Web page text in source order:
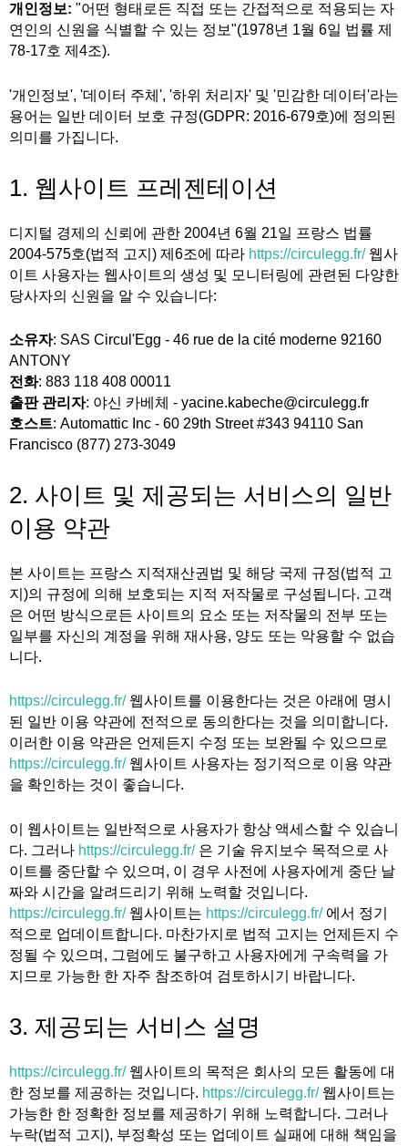
개인정보: "어떤 형태로든 직접 또는 간접적으로 적용되는 자
연인의 신원을 식별할 수 있는 정보"(1978년 1월 6일 법률 제
78-17호 제4조).
'개인정보', '데이터 주체', '하위 처리자' 및 '민감한 데이터'라는
용어는 일반 데이터 보호 규정(GDPR: 2016-679호)에 정의된
의미를 가집니다.
1. 웹사이트 프레젠테이션
디지털 경제의 신뢰에 관한 2004년 6월 21일 프랑스 법률
2004-575호(법적 고지) 제6조에 따라 https://circulegg.fr/웹사
이트 사용자는 웹사이트의 생성 및 모니터링에 관련된 다양한
당사자의 신원을 알 수 있습니다:
소유자: SAS Circul'Egg - 46 rue de la cité moderne 92160
ANTONY
전화: 883 118 408 00011
출판 관리자: 야신 카베체 - yacine.kabeche@circulegg.fr
호스트: Automattic Inc - 60 29th Street #343 94110 San
Francisco (877) 273-3049
2. 사이트 및 제공되는 서비스의 일반
이용 약관
본 사이트는 프랑스 지적재산권법 및 해당 국제 규정(법적 고
지)의 규정에 의해 보호되는 지적 저작물로 구성됩니다. 고객
은 어떤 방식으로든 사이트의 요소 또는 저작물의 전부 또는
일부를 자신의 계정을 위해 재사용, 양도 또는 악용할 수 없습
니다.
https://circulegg.fr/웹사이트를 이용한다는 것은 아래에 명시
된 일반 이용 약관에 전적으로 동의한다는 것을 의미합니다.
이러한 이용 약관은 언제든지 수정 또는 보완될 수 있으므로
https://circulegg.fr/웹사이트 사용자는 정기적으로 이용 약관
을 확인하는 것이 좋습니다.
이 웹사이트는 일반적으로 사용자가 항상 액세스할 수 있습니
다. 그러나 https://circulegg.fr/은 기술 유지보수 목적으로 사
이트를 중단할 수 있으며, 이 경우 사전에 사용자에게 중단 날
짜와 시간을 알려드리기 위해 노력할 것입니다.
https://circulegg.fr/웹사이트는 https://circulegg.fr/에서 정기
적으로 업데이트합니다. 마찬가지로 법적 고지는 언제든지 수
정될 수 있으며, 그럼에도 불구하고 사용자에게 구속력을 가
지므로 가능한 한 자주 참조하여 검토하시기 바랍니다.
3. 제공되는 서비스 설명
https://circulegg.fr/웹사이트의 목적은 회사의 모든 활동에 대
한 정보를 제공하는 것입니다. https://circulegg.fr/웹사이트는
가능한 한 정확한 정보를 제공하기 위해 노력합니다. 그러나
누락(법적 고지), 부정확성 또는 업데이트 실패에 대해 책임을